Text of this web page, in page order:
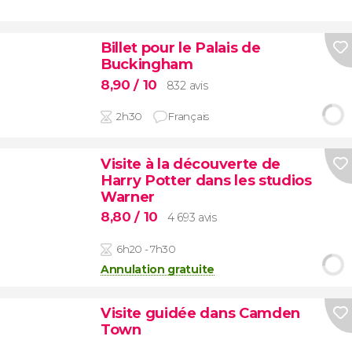
Billet pour le Palais de
Buckingham
8,90/ 10 832 avis
2h30 Français
Visite à la découverte de
Harry Potter dans les studios
Warner
8,80/ 10 4 693 avis
6h20 - 7h30
Annulation gratuite
Visite guidée dans Camden
Town